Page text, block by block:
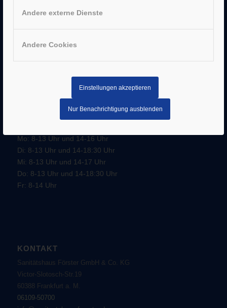
Andere externe Dienste
Andere Cookies
Einstellungen akzeptieren
Nur Benachrichtigung ausblenden
Datenschutz
Mo: 8-13 Uhr und 14-16 Uhr
Di: 8-13 Uhr und 14-18:30 Uhr
Mi: 8-13 Uhr und 14-17 Uhr
Do: 8-13 Uhr und 14-18:30 Uhr
Fr: 8-14 Uhr
KONTAKT
Sanitätshaus Förster GmbH & Co. KG
Victor-Slotosch-Str.19
60388 Frankfurt a. M.
06109-50700